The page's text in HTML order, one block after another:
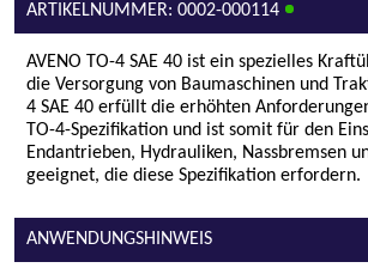
ARTIKELNUMMER: 0002-000114
AVENO TO-4 SAE 40 ist ein spezielles
die Versorgung von Baumaschinen und
4 SAE 40 erfüllt die erhöhten
TO-4-Spezifikation und ist somit für den
Endantrieben, Hydrauliken, Nassbremsen
geeignet, die diese Spezifikation erfordern.
ANWENDUNGSHINWEIS